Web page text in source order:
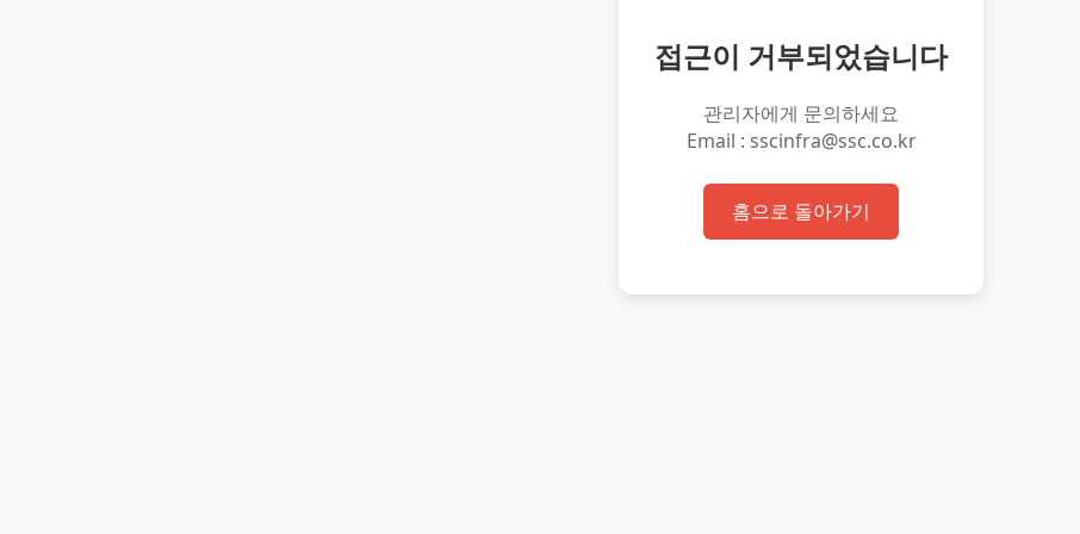
접근이 거부되었습니다
관리자에게 문의하세요
Email : sscinfra@ssc.co.kr
홈으로 돌아가기